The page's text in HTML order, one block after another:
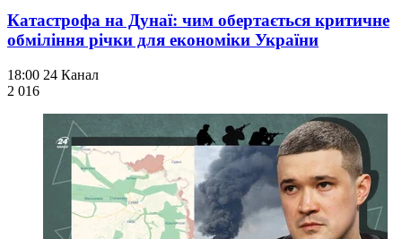
Катастрофа на Дунаї: чим обертається критичне
обміління річки для економіки України
18:00 24 Канал
2 016